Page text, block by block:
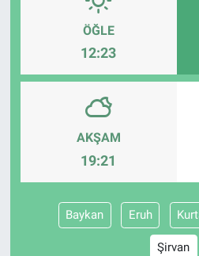
ÖĞLE
12:23
AKŞAM
19:21
Baykan Eruh
Şirvan